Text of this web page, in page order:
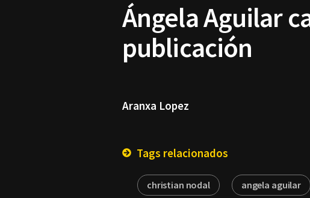
Ángela Aguilar
publicación
Aranxa Lopez
Tags relacionados
christian nodal angela aguilar